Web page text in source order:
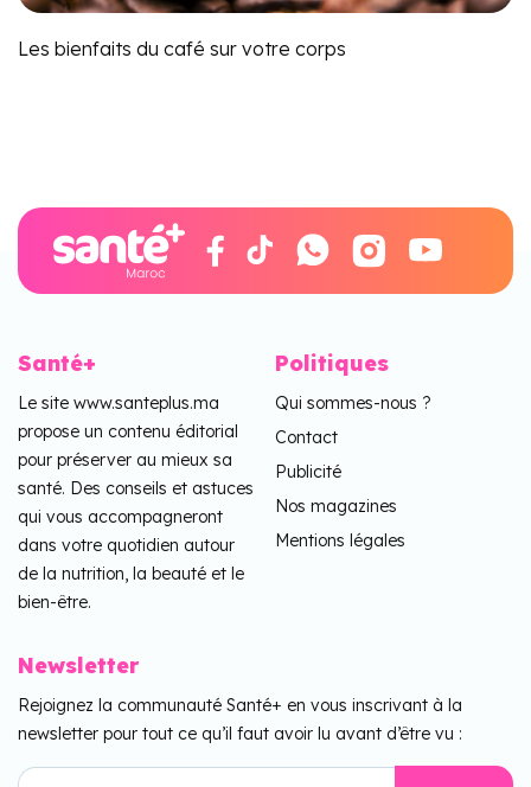
Les bienfaits du café sur votre corps
Santé+
Le site www.santeplus.ma
propose un contenu éditorial
pour préserver au mieux sa
santé. Des conseils et astuces
qui vous accompagneront
dans votre quotidien autour
de la nutrition, la beauté et le
bien-être.
Politiques
Qui sommes-nous ?
Contact
Publicité
Nos magazines
Mentions légales
Newsletter
Rejoignez la communauté Santé+ en vous inscrivant à la
newsletter pour tout ce qu’il faut avoir lu avant d’être vu :